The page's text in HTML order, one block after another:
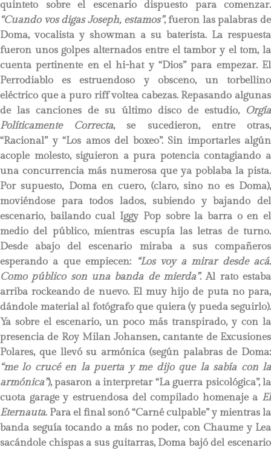
quinteto sobre el escenario dispuesto para comenzar.
“Cuando vos digas Joseph, estamos”, fueron las palabras de
Doma, vocalista y showman a su baterista. La respuesta
fueron unos golpes alternados entre el tambor y el tom, la
cuenta pertinente en el hi-hat y “Dios” para empezar. El
Perrodiablo es estruendoso y obsceno, un torbellino
eléctrico que a puro riff voltea cabezas. Repasando algunas
de las canciones de su último disco de estudio, Orgía
Políticamente Correcta, se sucedieron, entre otras,
“Racional” y “Los amos del boxeo”. Sin importarles algún
acople molesto, siguieron a pura potencia contagiando a
una concurrencia más numerosa que ya poblaba la pista.
Por supuesto, Doma en cuero, (claro, sino no es Doma),
moviéndose para todos lados, subiendo y bajando del
escenario, bailando cual Iggy Pop sobre la barra o en el
medio del público, mientras escupía las letras de turno.
Desde abajo del escenario miraba a sus compañeros
esperando a que empiecen: “Los voy a mirar desde acá.
Como público son una banda de mierda”. Al rato estaba
arriba rockeando de nuevo. El muy hijo de puta no para,
dándole material al fotógrafo que quiera (y pueda seguirlo).
Ya sobre el escenario, un poco más transpirado, y con la
presencia de Roy Milan Johansen, cantante de Excusiones
Polares, que llevó su armónica (según palabras de Doma:
“me lo crucé en la puerta y me dijo que la sabía con la
armónica”), pasaron a interpretar “La guerra psicológica”, la
cuota garage y estruendosa del compilado homenaje a El
Eternauta. Para el final sonó “Carné culpable” y mientras la
banda seguía tocando a más no poder, con Chaume y Lea
sacándole chispas a sus guitarras, Doma bajó del escenario